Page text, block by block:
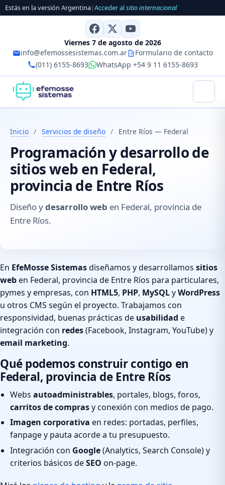
Estás en la versión Argentina|Acceder alsitio internacional
Viernes 7 de agosto de 2026
info@efemossesistemas.com.ar
Formulario de contacto
(011) 6155-8693
WhatsApp +54 9 11 6155-8693
Inicio / Servicios de diseño / Entre Ríos — Federal
Programación y desarrollo de
sitios web en Federal,
provincia de Entre Ríos
Diseño ydesarrollo web en Federal, provincia de
Entre Ríos.
En EfeMosse Sistemasdiseñamos y desarrollamos sitios
weben Federal, provincia de Entre Ríos para particulares,
pymes y empresas, con HTML5, PHP, MySQLyWordPress
u otros CMS según el proyecto. Trabajamos con
responsividad, buenas prácticas de usabilidad e
integración con redes(Facebook, Instagram, YouTube) y
email marketing.
Qué podemos construir contigo en
Federal, provincia de Entre Ríos
Webs autoadministrables, portales, blogs, foros,
carritos de comprasy conexión con medios de pago.
Imagen corporativa en redes: portadas, perfiles,
fanpage y pauta acorde a tu presupuesto.
Integración con Google(Analytics, Search Console) y
criterios básicos deSEO on-page.